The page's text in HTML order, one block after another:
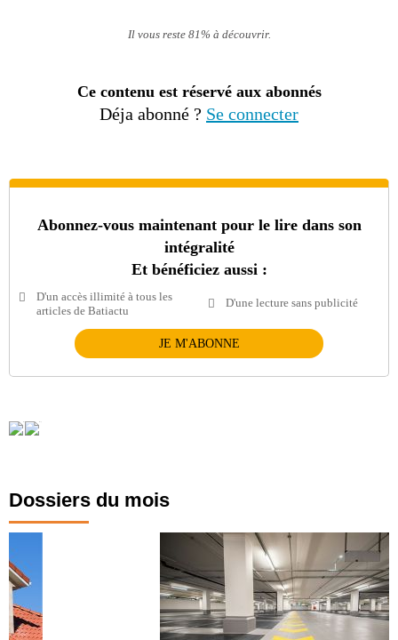
Il vous reste 81% à découvrir.
Ce contenu est réservé aux abonnés
Déja abonné ? Se connecter
Abonnez-vous maintenant pour le lire dans son
intégralité
Et bénéficiez aussi :
D'un accès illimité à tous les
articles de Batiactu
D'une lecture sans publicité
JE M'ABONNE
Dossiers du mois